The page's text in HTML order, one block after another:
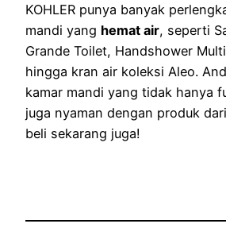
KOHLER punya banyak
mandi yang hemat air, seperti
Grande Toilet, Handshower
hingga kran air koleksi Aleo.
kamar mandi yang tidak hanya
juga nyaman dengan produk dari
beli sekarang juga!